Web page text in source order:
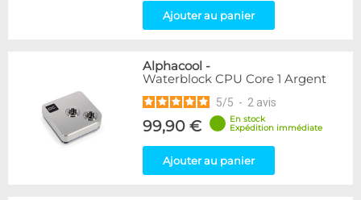
Ajouter au panier
Alphacool -
Waterblock CPU Core 1 Argent
5/5 - 2 avis
99,90 €
En stock
Expédition immédiate
Ajouter au panier